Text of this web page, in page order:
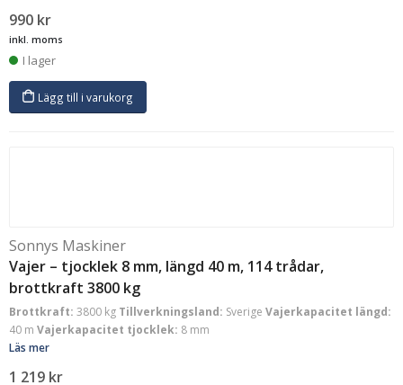
990 kr
inkl. moms
I lager
Lägg till i varukorg
Sonnys Maskiner
Vajer – tjocklek 8 mm, längd 40 m, 114 trådar,
brottkraft 3800 kg
Brottkraft: 3800 kg Tillverkningsland: Sverige Vajerkapacitet längd:
40 m Vajerkapacitet tjocklek: 8 mm
Läs mer
1 219 kr